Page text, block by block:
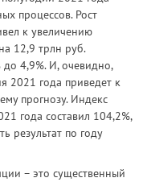
процессов. Рост
к увеличению
12,9 трлн руб.
4,9%. И, очевидно,
2021 года приведет к
прогнозу. Индекс
года составил 104,2%,
результат по году
– это существенный